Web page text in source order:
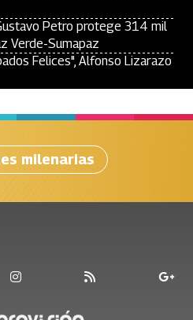
Petro protege 314 mil
Verde-Sumapaz
Felices", Alfonso Lizarazo
milenarias